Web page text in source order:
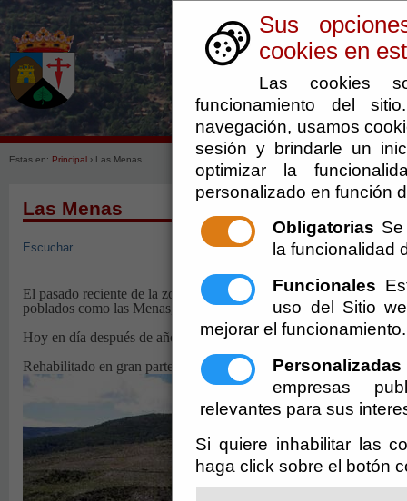
Sus
cookies en
Las cookies
funcionamiento del
navegación, usamos
sesión y brindarle un
optimizar la
personalizado en función
Obligatorias
la funcionalidad
Funcionales
uso del Sitio
mejorar el funcionamiento.
Personalizadas
empresas
relevantes para sus
Si quiere inhabilitar las
haga click sobre el botón
Estas en: Principal › Las Menas
Las Menas
Escuchar
El pasado reciente de la zona fue sin duda la minería, una
poblados como las Menas, EL Cortijuelo, etc...
Hoy en día después de años de abandono, renace gracias al
Rehabilitado en gran parte como viviendas de vacaciones y